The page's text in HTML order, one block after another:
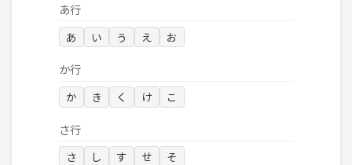
あ行
あ い う え お
か行
か き く け こ
さ行
さ し す せ そ